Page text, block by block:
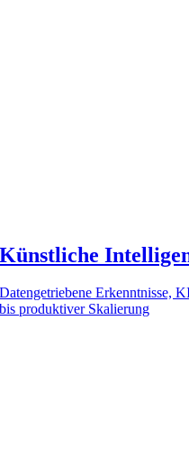
Künstliche
Datengetriebene Erkenntnisse,
bis produktiver Skalierung